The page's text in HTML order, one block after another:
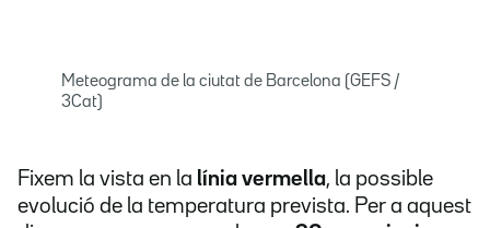
Meteograma de la ciutat de Barcelona (GEFS /
3Cat)
Fixem la vista en la línia vermella, la possible
evolució de la temperatura prevista. Per a aquest